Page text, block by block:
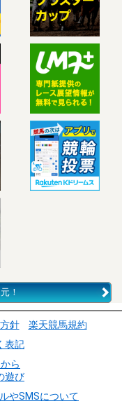
！
針
楽天競馬規約
表記
ら
遊び
やSMSについて